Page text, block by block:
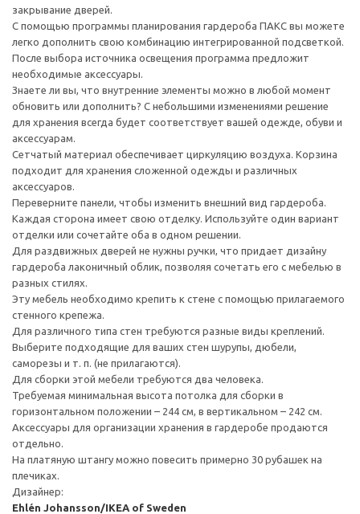
закрывание дверей.
С помощью программы планирования гардероба ПАКС вы можете
легко дополнить свою комбинацию интегрированной подсветкой.
После выбора источника освещения программа предложит
необходимые аксессуары.
Знаете ли вы, что внутренние элементы можно в любой момент
обновить или дополнить? С небольшими изменениями решение
для хранения всегда будет соответствует вашей одежде, обуви и
аксессуарам.
Сетчатый материал обеспечивает циркуляцию воздуха. Корзина
подходит для хранения сложенной одежды и различных
аксессуаров.
Переверните панели, чтобы изменить внешний вид гардероба.
Каждая сторона имеет свою отделку. Используйте один вариант
отделки или сочетайте оба в одном решении.
Для раздвижных дверей не нужны ручки, что придает дизайну
гардероба лаконичный облик, позволяя сочетать его с мебелью в
разных стилях.
Эту мебель необходимо крепить к стене с помощью прилагаемого
стенного крепежа.
Для различного типа стен требуются разные виды креплений.
Выберите подходящие для ваших стен шурупы, дюбели,
саморезы и т. п. (не прилагаются).
Для сборки этой мебели требуются два человека.
Требуемая минимальная высота потолка для сборки в
горизонтальном положении – 244 см, в вертикальном – 242 см.
Аксессуары для организации хранения в гардеробе продаются
отдельно.
На платяную штангу можно повесить примерно 30 рубашек на
плечиках.
Дизайнер:
Ehlén Johansson/IKEA of Sweden